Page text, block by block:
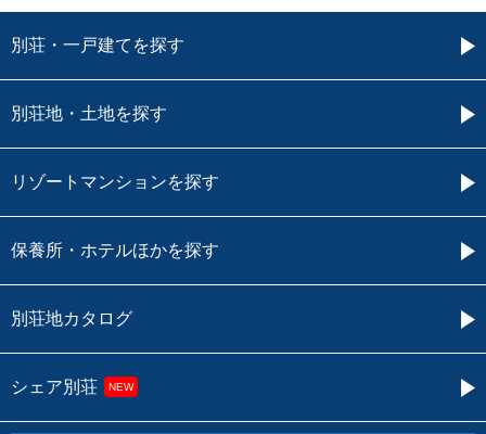
別荘・一戸建てを探す
別荘地・土地を探す
リゾートマンションを探す
保養所・ホテルほかを探す
別荘地カタログ
シェア別荘 NEW